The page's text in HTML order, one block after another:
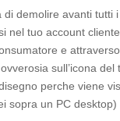
di demolire avanti tutti
nel tuo account
e
sull’icona del
perche viene
sopra un PC desktop)